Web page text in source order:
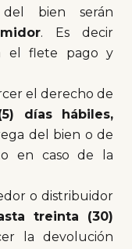
bien serán
. Es decir
el flete pago y
el derecho de
días hábiles,
del bien o de
en caso de la
o distribuidor
treinta (30)
la devolución